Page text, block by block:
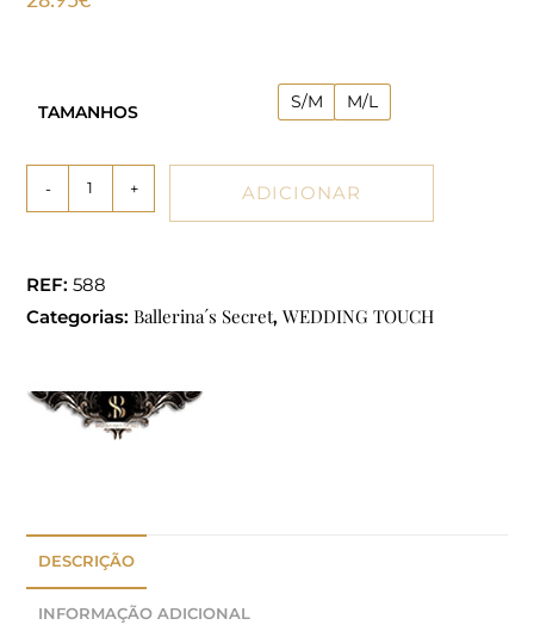
TAMANHOS S/M M/L
- + ADICIONAR
REF:588
Categorias:Ballerina´s Secret,WEDDING TOUCH
DESCRIÇÃO
INFORMAÇÃO ADICIONAL